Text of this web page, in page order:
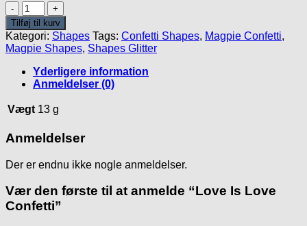
Love
Is
Love
Confetti
antal
Tilføj til kurv
Kategori: Shapes Tags: Confetti Shapes, Magpie Confetti,
Magpie Shapes, Shapes Glitter
Yderligere information
Anmeldelser (0)
Vægt 13 g
Anmeldelser
Der er endnu ikke nogle anmeldelser.
Vær den første til at anmelde “Love Is Love
Confetti”